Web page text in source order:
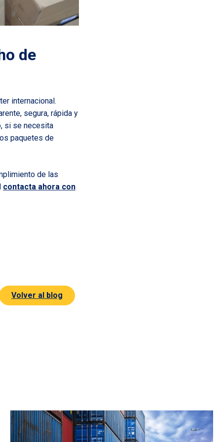
de
internacional.
segura, rápida y
si se necesita
paquetes de
de las
contacta ahora con
Volver al blog